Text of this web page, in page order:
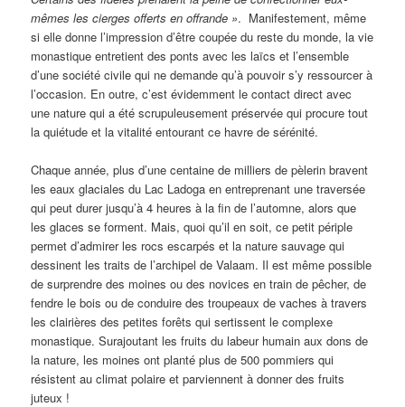
mêmes les cierges offerts en offrande ». Manifestement, même
si elle donne l’impression d’être coupée du reste du monde, la vie
monastique entretient des ponts avec les laïcs et l’ensemble
d’une société civile qui ne demande qu’à pouvoir s’y ressourcer à
l’occasion. En outre, c’est évidemment le contact direct avec
une nature qui a été scrupuleusement préservée qui procure tout
la quiétude et la vitalité entourant ce havre de sérénité.
Chaque année, plus d’une centaine de milliers de pèlerin bravent
les eaux glaciales du Lac Ladoga en entreprenant une traversée
qui peut durer jusqu’à 4 heures à la fin de l’automne, alors que
les glaces se forment. Mais, quoi qu’il en soit, ce petit périple
permet d’admirer les rocs escarpés et la nature sauvage qui
dessinent les traits de l’archipel de Valaam. Il est même possible
de surprendre des moines ou des novices en train de pêcher, de
fendre le bois ou de conduire des troupeaux de vaches à travers
les clairières des petites forêts qui sertissent le complexe
monastique. Surajoutant les fruits du labeur humain aux dons de
la nature, les moines ont planté plus de 500 pommiers qui
résistent au climat polaire et parviennent à donner des fruits
juteux !